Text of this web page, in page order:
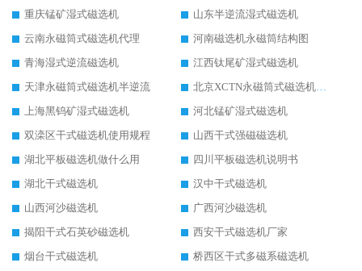
重庆锰矿湿式磁选机
山东半逆流湿式磁选机
云南永磁筒式磁选机代理
河南磁选机永磁筒结构图
青海湿式逆流磁选机
江西钛尾矿湿式磁选机
天津永磁筒式磁选机半逆流
北京XCTN永磁筒式磁选机磁块位置
上海黑钨矿湿式磁选机
河北锰矿湿式磁选机
双滦区干式磁选机使用规程
山西干式强磁磁选机
湖北平板磁选机做什么用
四川平板磁选机说明书
湖北干式磁选机
汉中干式磁选机
山西河沙磁选机
广西河沙磁选机
揭阳干式石英砂磁选机
西安干式磁选机厂家
烟台干式磁选机
桥西区干式多磁系磁选机